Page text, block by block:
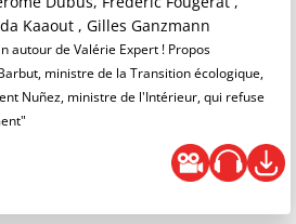
Kaaout , Gilles Ganzmann
autour de Valérie Expert ! Propos
ministre de la Transition écologique,
Nuñez, ministre de l'Intérieur, qui refuse